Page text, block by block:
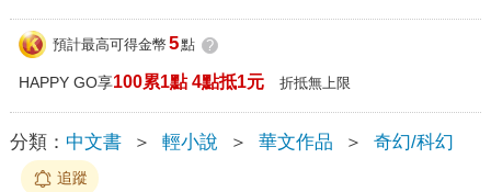
預計最高可得金幣 5點 ?
HAPPY GO享100累1點 4點抵1元 折抵無上限
分類： 中文書 ＞ 輕小說 ＞ 華文作品 ＞ 奇幻/科幻
追蹤